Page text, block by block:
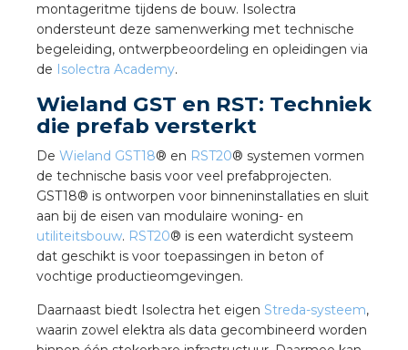
montageritme tijdens de bouw. Isolectra
ondersteunt deze samenwerking met technische
begeleiding, ontwerpbeoordeling en opleidingen via
de Isolectra Academy.
Wieland GST en RST: Techniek
die prefab versterkt
De Wieland GST18® en RST20® systemen vormen
de technische basis voor veel prefabprojecten.
GST18® is ontworpen voor binneninstallaties en sluit
aan bij de eisen van modulaire woning- en
utiliteitsbouw. RST20® is een waterdicht systeem
dat geschikt is voor toepassingen in beton of
vochtige productieomgevingen.
Daarnaast biedt Isolectra het eigen Streda-systeem,
waarin zowel elektra als data gecombineerd worden
waarde